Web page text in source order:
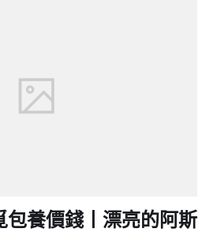
包養價錢丨漂亮的阿斯